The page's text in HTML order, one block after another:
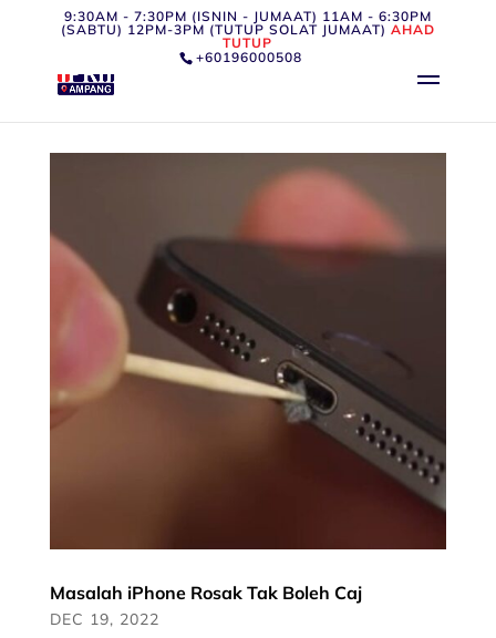
9:30AM - 7:30PM (ISNIN - JUMAAT) 11AM - 6:30PM
(SABTU) 12PM-3PM (TUTUP SOLAT JUMAAT) AHAD
TUTUP
+60196000508
Masalah iPhone Rosak Tak Boleh Caj
DEC 19, 2022